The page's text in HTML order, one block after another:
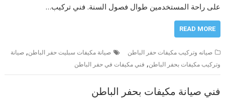
على راحة المستخدمين طوال فصول السنة. فني تركيب…
READ MORE
صيانه وتركيب مكيفات حفر الباطن صيانة مكيفات سبليت حفر الباطن,صيانة
وتركيب مكيفات بحفر الباطن, فني مكيفات في حفر الباطن
فني صيانة مكيفات بحفر الباطن